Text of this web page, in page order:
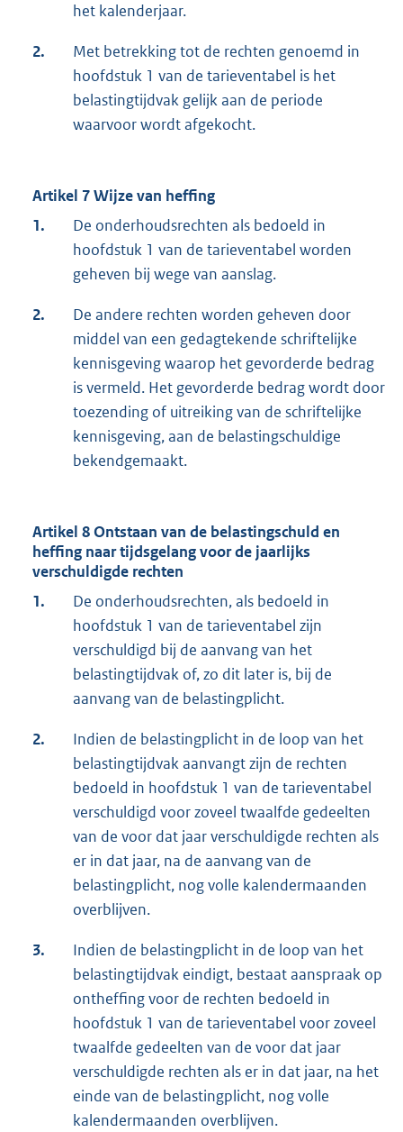
het kalenderjaar.
2.
Met betrekking tot de rechten genoemd in
hoofdstuk 1 van de tarieventabel is het
belastingtijdvak gelijk aan de periode
waarvoor wordt afgekocht.
Artikel 7 Wijze van heffing
1.
De onderhoudsrechten als bedoeld in
hoofdstuk 1 van de tarieventabel worden
geheven bij wege van aanslag.
2.
De andere rechten worden geheven door
middel van een gedagtekende schriftelijke
kennisgeving waarop het gevorderde bedrag
is vermeld. Het gevorderde bedrag wordt door
toezending of uitreiking van de schriftelijke
kennisgeving, aan de belastingschuldige
bekendgemaakt.
Artikel 8 Ontstaan van de belastingschuld en
heffing naar tijdsgelang voor de jaarlijks
verschuldigde rechten
1.
De onderhoudsrechten, als bedoeld in
hoofdstuk 1 van de tarieventabel zijn
verschuldigd bij de aanvang van het
belastingtijdvak of, zo dit later is, bij de
aanvang van de belastingplicht.
2.
Indien de belastingplicht in de loop van het
belastingtijdvak aanvangt zijn de rechten
bedoeld in hoofdstuk 1 van de tarieventabel
verschuldigd voor zoveel twaalfde gedeelten
van de voor dat jaar verschuldigde rechten als
er in dat jaar, na de aanvang van de
belastingplicht, nog volle kalendermaanden
overblijven.
3.
Indien de belastingplicht in de loop van het
belastingtijdvak eindigt, bestaat aanspraak op
ontheffing voor de rechten bedoeld in
hoofdstuk 1 van de tarieventabel voor zoveel
twaalfde gedeelten van de voor dat jaar
verschuldigde rechten als er in dat jaar, na het
einde van de belastingplicht, nog volle
kalendermaanden overblijven.